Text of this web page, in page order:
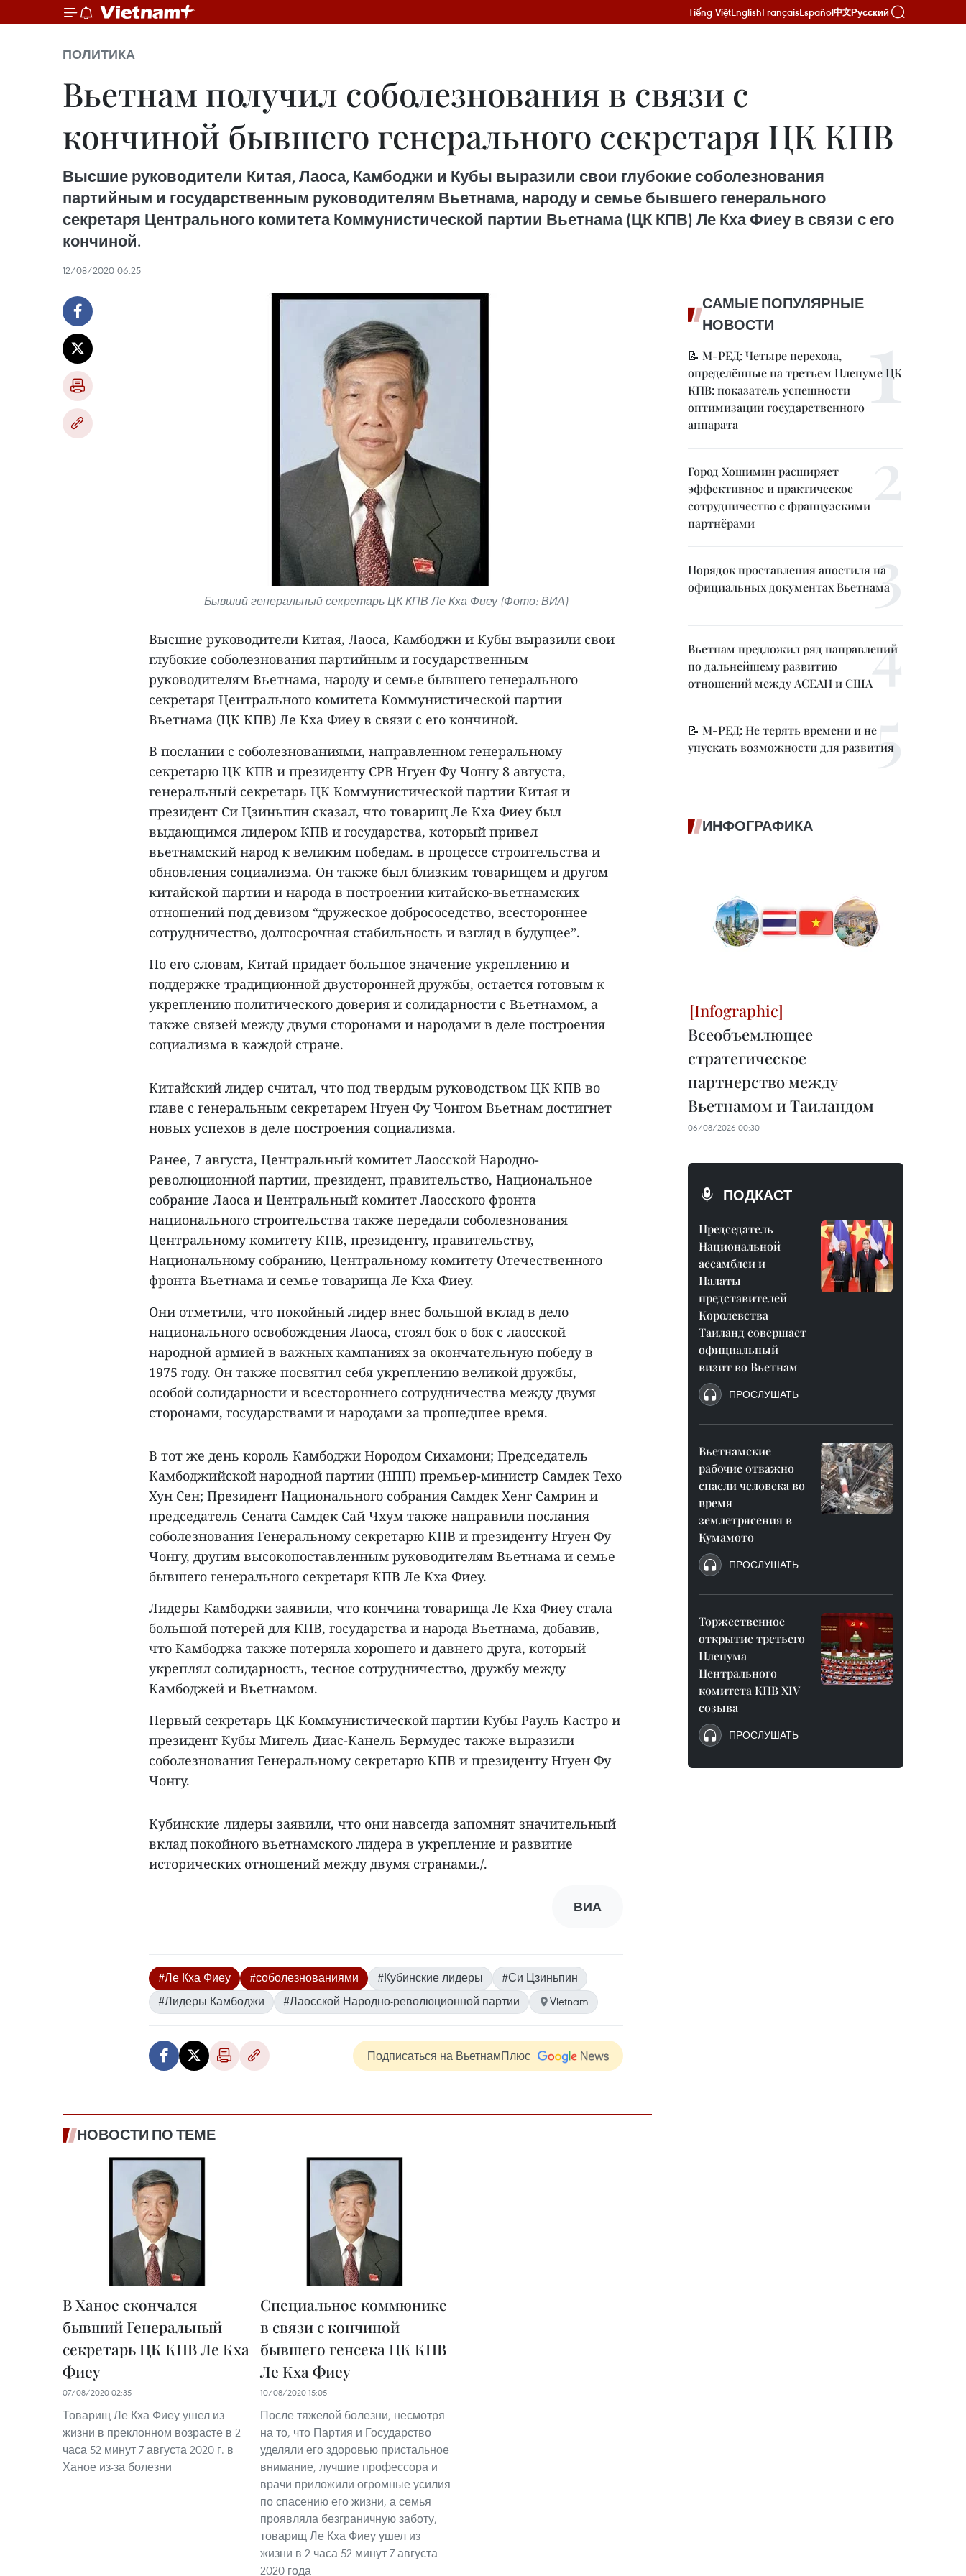
Tiếng ViệtEnglishFrançaisEspañol中文Русский
ПОЛИТИКА
Вьетнам получил соболезнования в связи с
кончиной бывшего генерального секретаря ЦК КПВ
Высшие руководители Китая, Лаоса, Камбоджи и Кубы выразили свои глубокие соболезнования
партийным и государственным руководителям Вьетнама, народу и семье бывшего генерального
секретаря Центрального комитета Коммунистической партии Вьетнама (ЦК КПВ) Ле Кха Фиеу в связи с его
кончиной.
12/08/2020 06:25
Бывший генеральный секретарь ЦК КПВ Ле Кха Фиеу (Фото: ВИА)
Высшие руководители Китая, Лаоса, Камбоджи и Кубы выразили свои
глубокие соболезнования партийным и государственным
руководителям Вьетнама, народу и семье бывшего генерального
секретаря Центрального комитета Коммунистической партии
Вьетнама (ЦК КПВ) Ле Кха Фиеу в связи с его кончиной.
В послании с соболезнованиями, направленном генеральному
секретарю ЦК КПВ и президенту СРВ Нгуен Фу Чонгу 8 августа,
генеральный секретарь ЦК Коммунистической партии Китая и
президент Си Цзиньпин сказал, что товарищ Ле Кха Фиеу был
выдающимся лидером КПВ и государства, который привел
вьетнамский народ к великим победам. в процессе строительства и
обновления социализма. Он также был близким товарищем и другом
китайской партии и народа в построении китайско-вьетнамских
отношений под девизом “дружеское добрососедство, всестороннее
сотрудничество, долгосрочная стабильность и взгляд в будущее”.
По его словам, Китай придает большое значение укреплению и
поддержке традиционной двусторонней дружбы, остается готовым к
укреплению политического доверия и солидарности с Вьетнамом, а
также связей между двумя сторонами и народами в деле построения
социализма в каждой стране.
Китайский лидер считал, что под твердым руководством ЦК КПВ во
главе с генеральным секретарем Нгуен Фу Чонгом Вьетнам достигнет
новых успехов в деле построения социализма.
Ранее, 7 августа, Центральный комитет Лаосской Народно-
революционной партии, президент, правительство, Национальное
собрание Лаоса и Центральный комитет Лаосского фронта
национального строительства также передали соболезнования
Центральному комитету КПВ, президенту, правительству,
Национальному собранию, Центральному комитету Отечественного
фронта Вьетнама и семье товарища Ле Кха Фиеу.
Они отметили, что покойный лидер внес большой вклад в дело
национального освобождения Лаоса, стоял бок о бок с лаосской
народной армией в важных кампаниях за окончательную победу в
1975 году. Он также посвятил себя укреплению великой дружбы,
особой солидарности и всестороннего сотрудничества между двумя
сторонами, государствами и народами за прошедшее время.
В тот же день король Камбоджи Нородом Сихамони; Председатель
Камбоджийской народной партии (НПП) премьер-министр Самдек Техо
Хун Сен; Президент Национального собрания Самдек Хенг Самрин и
председатель Сената Самдек Сай Чхум также направили послания
соболезнования Генеральному секретарю КПВ и президенту Нгуен Фу
Чонгу, другим высокопоставленным руководителям Вьетнама и семье
бывшего генерального секретаря КПВ Ле Кха Фиеу.
Лидеры Камбоджи заявили, что кончина товарища Ле Кха Фиеу стала
большой потерей для КПВ, государства и народа Вьетнама, добавив,
что Камбоджа также потеряла хорошего и давнего друга, который
укреплял солидарность, тесное сотрудничество, дружбу между
Камбоджей и Вьетнамом.
Первый секретарь ЦК Коммунистической партии Кубы Рауль Кастро и
президент Кубы Мигель Диас-Канель Бермудес также выразили
соболезнования Генеральному секретарю КПВ и президенту Нгуен Фу
Чонгу.
Кубинские лидеры заявили, что они навсегда запомнят значительный
вклад покойного вьетнамского лидера в укрепление и развитие
исторических отношений между двумя странами./.
ВИА
#Ле Кха Фиеу #соболезнованиями #Кубинские лидеры
#Си Цзиньпин
#Лидеры Камбоджи
#Лаосской Народно-революционной партии Vietnam
Подписаться на ВьетнамПлюс
НОВОСТИ ПО ТЕМЕ
В Ханое скончался
бывший Генеральный
секретарь ЦК КПВ Ле Кха
Фиеу
07/08/2020 02:35
Товарищ Ле Кха Фиеу ушел из
жизни в преклонном возрасте в 2
часа 52 минут 7 августа 2020 г. в
Ханое из-за болезни
Специальное коммюнике
в связи с кончиной
бывшего генсека ЦК КПВ
Ле Кха Фиеу
10/08/2020 15:05
После тяжелой болезни, несмотря
на то, что Партия и Государство
уделяли его здоровью пристальное
внимание, лучшие профессора и
врачи приложили огромные усилия
по спасению его жизни, а семья
проявляла безграничную заботу,
товарищ Ле Кха Фиеу ушел из
жизни в 2 часа 52 минут 7 августа
2020 года
САМЫЕ ПОПУЛЯРНЫЕ
НОВОСТИ
📝 М-РЕД: Четыре перехода,
определённые на третьем Пленуме ЦК
КПВ: показатель успешности
оптимизации государственного
аппарата
Город Хошимин расширяет
эффективное и практическое
сотрудничество с французскими
партнёрами
Порядок проставления апостиля на
официальных документах Вьетнама
Вьетнам предложил ряд направлений
по дальнейшему развитию
отношений между АСЕАН и США
📝 М-РЕД: Не терять времени и не
упускать возможности для развития
ИНФОГРАФИКА
Всеобъемлющее
стратегическое
партнерство между
Вьетнамом и Таиландом
06/08/2026 00:30
ПОДКАСТ
Председатель
Национальной
ассамблеи и
Палаты
представителей
Королевства
Таиланд совершает
официальный
визит во Вьетнам
ПРОСЛУШАТЬ
Вьетнамские
рабочие отважно
спасли человека во
время
землетрясения в
Кумамото
ПРОСЛУШАТЬ
Торжественное
открытие третьего
Пленума
Центрального
комитета КПВ XIV
созыва
ПРОСЛУШАТЬ